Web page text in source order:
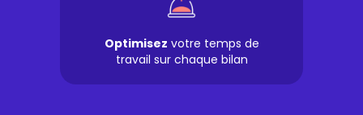
Optimisez votre temps de
travail sur chaque bilan